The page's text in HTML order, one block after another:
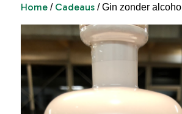
Home / Cadeaus / Gin zonder alcohol